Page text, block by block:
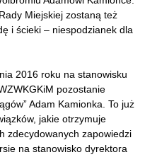
Miejskiej zostaną też
i ścieki – niespodzianek dla
2016 roku na stanowisku
pozostanie
Adam Kamionka. To już
jakie otrzymuje
zdecydowanych zapowiedzi
na stanowisko dyrektora